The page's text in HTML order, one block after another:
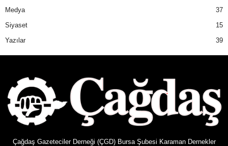
Medya
37
Siyaset
15
Yazılar
39
Çağdaş Gazeteciler Derneği (ÇGD) Bursa Şubesi Karaman Dernekler